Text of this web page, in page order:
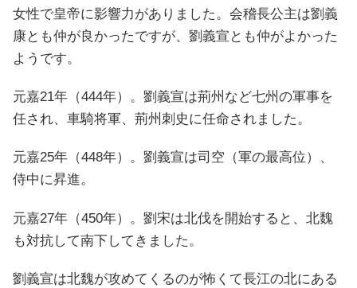
女性で皇帝に影響力がありました。会稽長公主は劉義
康とも仲が良かったですが、劉義宣とも仲がよかった
ようです。
元嘉21年（444年）。劉義宣は荊州など七州の軍事を
任され、車騎将軍、荊州刺史に任命されました。
元嘉25年（448年）。劉義宣は司空（軍の最高位）、
侍中に昇進。
元嘉27年（450年）。劉宋は北伐を開始すると、北魏
も対抗して南下してきました。
劉義宣は北魏が攻めてくるのが怖くて長江の北にある